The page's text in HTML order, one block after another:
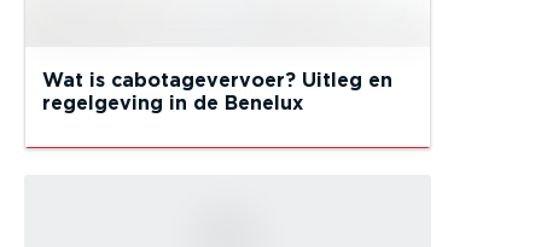
Wat is cabotagevervoer? Uitleg en
regelgeving in de Benelux